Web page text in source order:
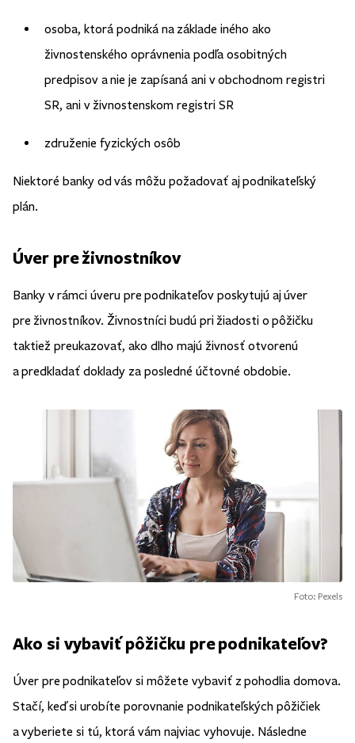
osoba, ktorá podniká na základe iného ako
živnostenského oprávnenia podľa osobitných
predpisov a nie je zapísaná ani v obchodnom registri
SR, ani v živnostenskom registri SR
združenie fyzických osôb
Niektoré banky od vás môžu požadovať aj podnikateľský
plán.
Úver pre živnostníkov
Banky v rámci úveru pre podnikateľov poskytujú aj úver
pre živnostníkov. Živnostníci budú pri žiadosti o pôžičku
taktiež preukazovať, ako dlho majú živnosť otvorenú
a predkladať doklady za posledné účtovné obdobie.
Foto: Pexels
Ako si vybaviť pôžičku pre podnikateľov?
Úver pre podnikateľov si môžete vybaviť z pohodlia domova.
Stačí, keď si urobíte porovnanie podnikateľských pôžičiek
a vyberiete si tú, ktorá vám najviac vyhovuje. Následne